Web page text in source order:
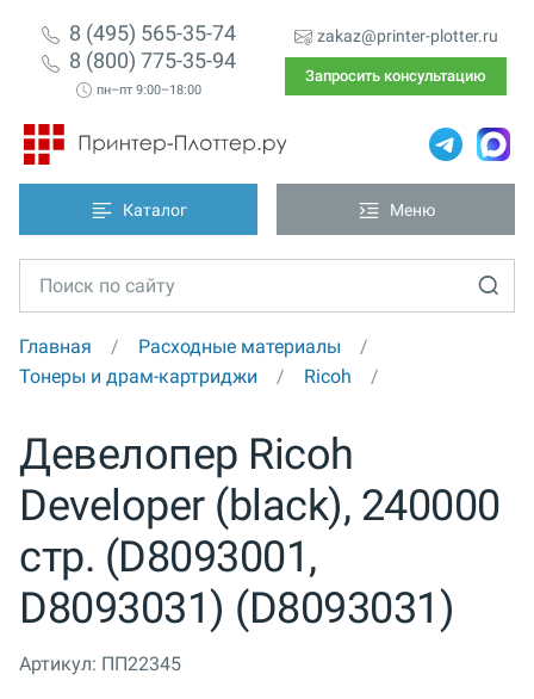
8 (495) 565-35-74
8 (800) 775-35-94
пн–пт 9:00–18:00
zakaz@printer-plotter.ru
Запросить консультацию
Каталог Меню
Главная
Расходные материалы
Тонеры и драм-картриджи
Ricoh
Девелопер Ricoh
Developer (black), 240000
стр. (D8093001,
D8093031) (D8093031)
Артикул: ПП22345